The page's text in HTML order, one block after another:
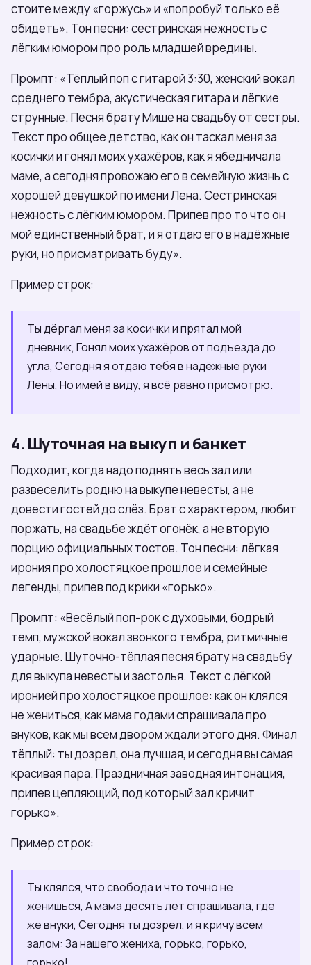
стоите между «горжусь» и «попробуй только её
обидеть». Тон песни: сестринская нежность с
лёгким юмором про роль младшей вредины.
Промпт: «Тёплый поп с гитарой 3:30, женский вокал
среднего тембра, акустическая гитара и лёгкие
струнные. Песня брату Мише на свадьбу от сестры.
Текст про общее детство, как он таскал меня за
косички и гонял моих ухажёров, как я ябедничала
маме, а сегодня провожаю его в семейную жизнь с
хорошей девушкой по имени Лена. Сестринская
нежность с лёгким юмором. Припев про то что он
мой единственный брат, и я отдаю его в надёжные
руки, но присматривать буду».
Пример строк:
Ты дёргал меня за косички и прятал мой
дневник, Гонял моих ухажёров от подъезда до
угла, Сегодня я отдаю тебя в надёжные руки
Лены, Но имей в виду, я всё равно присмотрю.
4. Шуточная на выкуп и банкет
Подходит, когда надо поднять весь зал или
развеселить родню на выкупе невесты, а не
довести гостей до слёз. Брат с характером, любит
поржать, на свадьбе ждёт огонёк, а не вторую
порцию официальных тостов. Тон песни: лёгкая
ирония про холостяцкое прошлое и семейные
легенды, припев под крики «горько».
Промпт: «Весёлый поп-рок с духовыми, бодрый
темп, мужской вокал звонкого тембра, ритмичные
ударные. Шуточно-тёплая песня брату на свадьбу
для выкупа невесты и застолья. Текст с лёгкой
иронией про холостяцкое прошлое: как он клялся
не жениться, как мама годами спрашивала про
внуков, как мы всем двором ждали этого дня. Финал
тёплый: ты дозрел, она лучшая, и сегодня вы самая
красивая пара. Праздничная заводная интонация,
припев цепляющий, под который зал кричит
горько».
Пример строк:
Ты клялся, что свобода и что точно не
женишься, А мама десять лет спрашивала, где
же внуки, Сегодня ты дозрел, и я кричу всем
залом: За нашего жениха, горько, горько,